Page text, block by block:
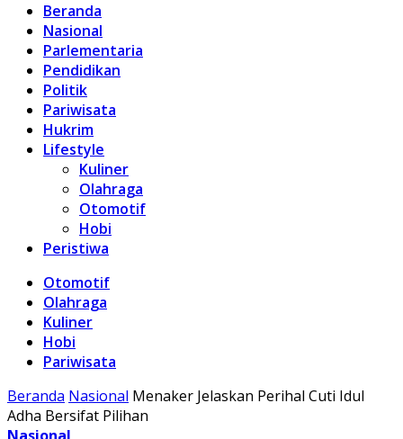
Beranda
Nasional
Parlementaria
Pendidikan
Politik
Pariwisata
Hukrim
Lifestyle
Kuliner
Olahraga
Otomotif
Hobi
Peristiwa
Otomotif
Olahraga
Kuliner
Hobi
Pariwisata
Beranda Nasional Menaker Jelaskan Perihal Cuti Idul
Adha Bersifat Pilihan